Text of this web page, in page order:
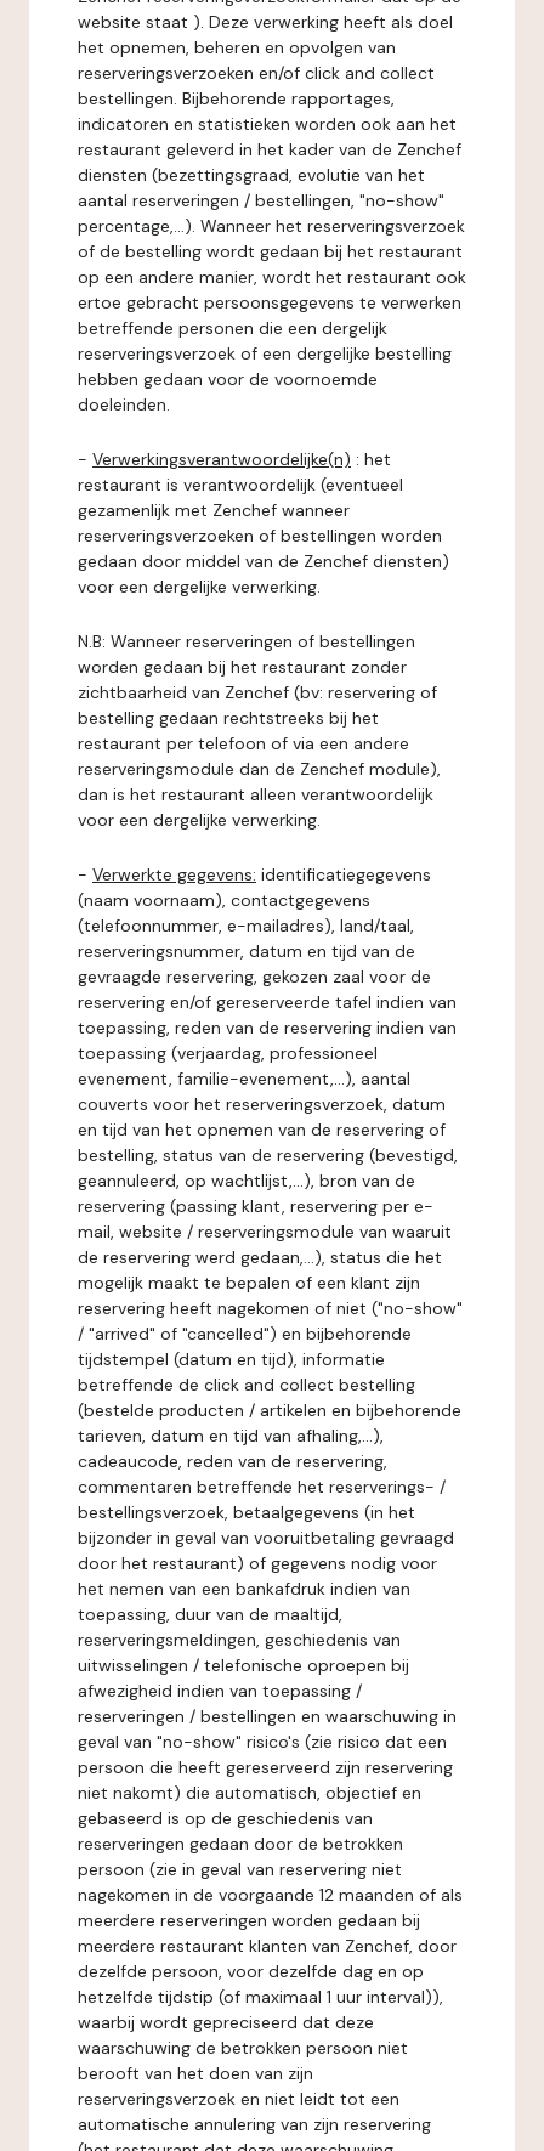
website staat ). Deze verwerking heeft als doel
het opnemen, beheren en opvolgen van
reserveringsverzoeken en/of click and collect
bestellingen. Bijbehorende rapportages,
indicatoren en statistieken worden ook aan het
restaurant geleverd in het kader van de Zenchef
diensten (bezettingsgraad, evolutie van het
aantal reserveringen / bestellingen, "no-show"
percentage,...). Wanneer het reserveringsverzoek
of de bestelling wordt gedaan bij het restaurant
op een andere manier, wordt het restaurant ook
ertoe gebracht persoonsgegevens te verwerken
betreffende personen die een dergelijk
reserveringsverzoek of een dergelijke bestelling
hebben gedaan voor de voornoemde
doeleinden.
- Verwerkingsverantwoordelijke(n) : het
restaurant is verantwoordelijk (eventueel
gezamenlijk met Zenchef wanneer
reserveringsverzoeken of bestellingen worden
gedaan door middel van de Zenchef diensten)
voor een dergelijke verwerking.
N.B: Wanneer reserveringen of bestellingen
worden gedaan bij het restaurant zonder
zichtbaarheid van Zenchef (bv: reservering of
bestelling gedaan rechtstreeks bij het
restaurant per telefoon of via een andere
reserveringsmodule dan de Zenchef module),
dan is het restaurant alleen verantwoordelijk
voor een dergelijke verwerking.
- Verwerkte gegevens: identificatiegegevens
(naam voornaam), contactgegevens
(telefoonnummer, e-mailadres), land/taal,
reserveringsnummer, datum en tijd van de
gevraagde reservering, gekozen zaal voor de
reservering en/of gereserveerde tafel indien van
toepassing, reden van de reservering indien van
toepassing (verjaardag, professioneel
evenement, familie-evenement,...), aantal
couverts voor het reserveringsverzoek, datum
en tijd van het opnemen van de reservering of
bestelling, status van de reservering (bevestigd,
geannuleerd, op wachtlijst,...), bron van de
reservering (passing klant, reservering per e-
mail, website / reserveringsmodule van waaruit
de reservering werd gedaan,...), status die het
mogelijk maakt te bepalen of een klant zijn
reservering heeft nagekomen of niet ("no-show"
/ "arrived" of "cancelled") en bijbehorende
tijdstempel (datum en tijd), informatie
betreffende de click and collect bestelling
(bestelde producten / artikelen en bijbehorende
tarieven, datum en tijd van afhaling,...),
cadeaucode, reden van de reservering,
commentaren betreffende het reserverings- /
bestellingsverzoek, betaalgegevens (in het
bijzonder in geval van vooruitbetaling gevraagd
door het restaurant) of gegevens nodig voor
het nemen van een bankafdruk indien van
toepassing, duur van de maaltijd,
reserveringsmeldingen, geschiedenis van
uitwisselingen / telefonische oproepen bij
afwezigheid indien van toepassing /
reserveringen / bestellingen en waarschuwing in
geval van "no-show" risico's (zie risico dat een
persoon die heeft gereserveerd zijn reservering
niet nakomt) die automatisch, objectief en
gebaseerd is op de geschiedenis van
reserveringen gedaan door de betrokken
persoon (zie in geval van reservering niet
nagekomen in de voorgaande 12 maanden of als
meerdere reserveringen worden gedaan bij
meerdere restaurant klanten van Zenchef, door
dezelfde persoon, voor dezelfde dag en op
hetzelfde tijdstip (of maximaal 1 uur interval)),
waarbij wordt gepreciseerd dat deze
waarschuwing de betrokken persoon niet
berooft van het doen van zijn
reserveringsverzoek en niet leidt tot een
automatische annulering van zijn reservering